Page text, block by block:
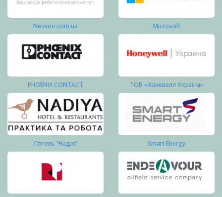
Neuvoo.com.ua Microsoft
PHOENIX CONTACT ТОВ «Хоневелл Україна»
Готель “Надія” Smart Energy